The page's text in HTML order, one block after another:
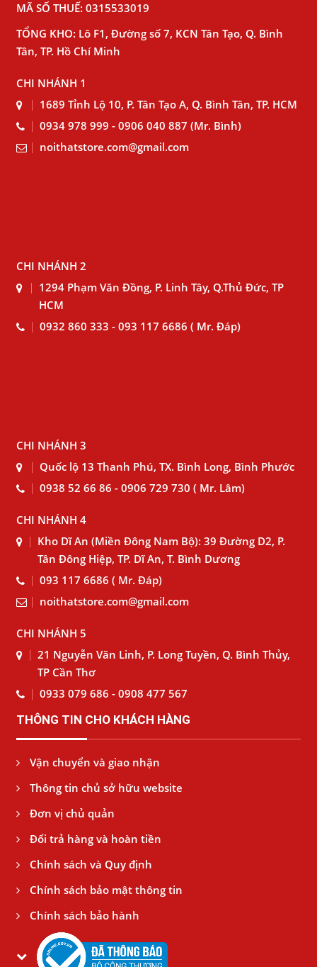
MÃ SỐ THUẾ: 0315533019
TỔNG KHO: Lô F1, Đường số 7, KCN Tân Tạo, Q. Bình
Tân, TP. Hồ Chí Minh
CHI NHÁNH 1
1689 Tỉnh Lộ 10, P. Tân Tạo A, Q. Bình Tân, TP. HCM
0934 978 999 - 0906 040 887 (Mr. Bình)
noithatstore.com@gmail.com
CHI NHÁNH 2
1294 Phạm Văn Đồng, P. Linh Tây, Q.Thủ Đức, TP
HCM
0932 860 333 - 093 117 6686 ( Mr. Đáp)
CHI NHÁNH 3
Quốc lộ 13 Thanh Phú, TX. Bình Long, Bình Phước
0938 52 66 86 - 0906 729 730 ( Mr. Lâm)
CHI NHÁNH 4
Kho Dĩ An (Miền Đông Nam Bộ): 39 Đường D2, P.
Tân Đông Hiệp, TP. Dĩ An, T. Bình Dương
093 117 6686 ( Mr. Đáp)
noithatstore.com@gmail.com
CHI NHÁNH 5
21 Nguyễn Văn Linh, P. Long Tuyền, Q. Bình Thủy,
TP Cần Thơ
0933 079 686 - 0908 477 567
THÔNG TIN CHO KHÁCH HÀNG
Vận chuyển và giao nhận
Thông tin chủ sở hữu website
Đơn vị chủ quản
Đổi trả hàng và hoàn tiền
Chính sách và Quy định
Chính sách bảo mật thông tin
Chính sách bảo hành